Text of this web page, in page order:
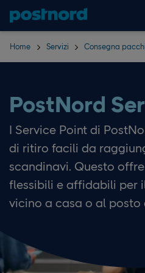
Hoppa över navigering och sök
Home Servizi Consegna
PostNord
I Service Point di
di ritiro facili da
scandinavi. Questo
flessibili e affidabili per
vicino a casa o al posto